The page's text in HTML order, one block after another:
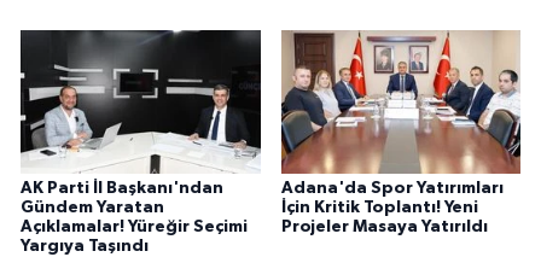
AK Parti İl Başkanı'ndan
Gündem Yaratan
Açıklamalar! Yüreğir Seçimi
Yargıya Taşındı
Adana'da Spor Yatırımları
İçin Kritik Toplantı! Yeni
Projeler Masaya Yatırıldı